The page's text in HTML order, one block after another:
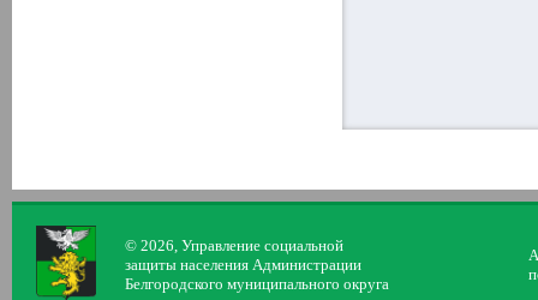
© 2026, Управление социальной
защиты населения Администрации
Белгородского муниципального округа